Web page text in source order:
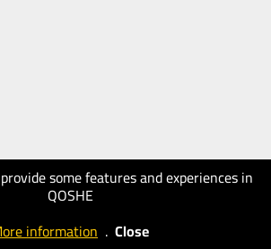
some features and experiences in
QOSHE
information . Close